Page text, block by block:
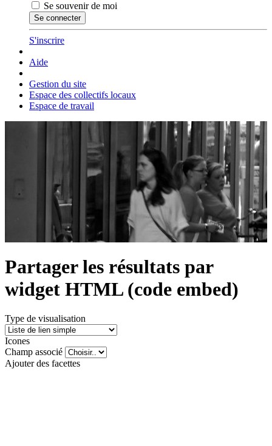
Se souvenir de moi
S'inscrire
Aide
Gestion du site
Espace des collectifs locaux
Espace de travail
Partager les résultats par
widget HTML (code embed)
Type de visualisation
Icones
Champ associé
Ajouter des facettes